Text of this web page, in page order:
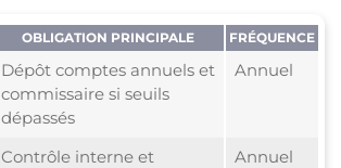
OBLIGATION PRINCIPALE FRÉQUENCE
Dépôt comptes annuels et
commissaire si seuils
dépassés
Annuel
Contrôle interne et
Annuel